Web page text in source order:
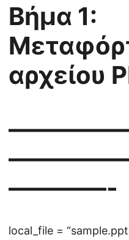
Βήμα 1:
αρχείου
————-
local_file =